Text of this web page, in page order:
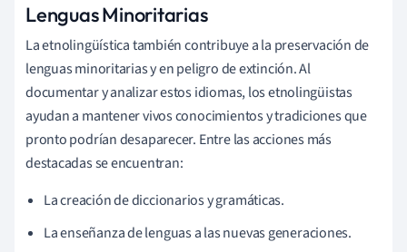
Lenguas Minoritarias
La etnolingüística también contribuye a la preservación de
lenguas minoritarias y en peligro de extinción. Al
documentar y analizar estos idiomas, los etnolingüistas
ayudan a mantener vivos conocimientos y tradiciones que
pronto podrían desaparecer. Entre las acciones más
destacadas se encuentran:
La creación de diccionarios y gramáticas.
La enseñanza de lenguas a las nuevas generaciones.